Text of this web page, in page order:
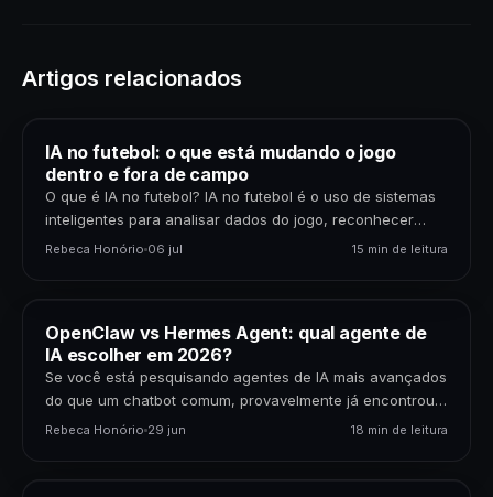
Artigos relacionados
IA no futebol: o que está mudando o jogo
dentro e fora de campo
O que é IA no futebol? IA no futebol é o uso de sistemas
inteligentes para analisar dados do jogo, reconhecer
padrões, gerar previsões,…
Rebeca Honório 06 jul 15 min de leitura
OpenClaw vs Hermes Agent: qual agente de
IA escolher em 2026?
Se você está pesquisando agentes de IA mais avançados
do que um chatbot comum, provavelmente já encontrou
dois nomes: OpenClaw e Hermes Agent. Os…
Rebeca Honório 29 jun 18 min de leitura